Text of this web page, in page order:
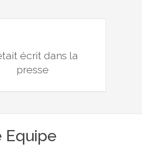
écrit dans la
presse
Equipe